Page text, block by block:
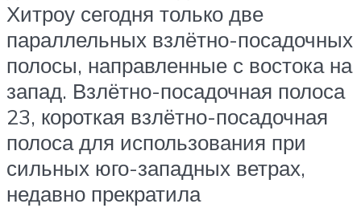
Хитроу сегодня только две
параллельных взлётно-посадочных
полосы, направленные с востока на
запад. Взлётно-посадочная полоса
23, короткая взлётно-посадочная
полоса для использования при
сильных юго-западных ветрах,
недавно прекратила